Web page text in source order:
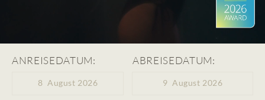
ANREISEDATUM:
8 August 2026
ABREISEDATUM:
9 August 2026